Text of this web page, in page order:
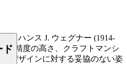
、ハンス J. ウェグナー (1914-
る精度の高さ、クラフトマンシ
、デザインに対する妥協のない姿
ド